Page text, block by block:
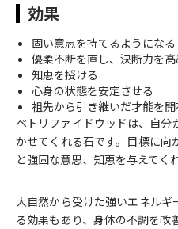
効果
固い意志を持てるようになる
優柔不断を直し、決断力を高
知恵を授ける
心身の状態を安定させる
祖先から引き継いだ才能を開
ペトリファイドウッドは、自
かせてくれる石です。目標に向
と強固な意思、知恵を与えてく
大自然から受けた強いエネルギ
る効果もあり、身体の不調を改